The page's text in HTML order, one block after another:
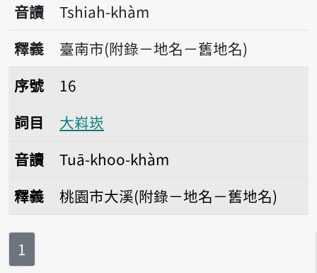
音讀
Tshiah-khàm
釋義
臺南市(附錄－地名－舊地名)
序號16大嵙崁
序號
16
詞目
大嵙崁
音讀
Tuā-khoo-khàm
釋義
桃園市大溪(附錄－地名－舊地名)
第
1